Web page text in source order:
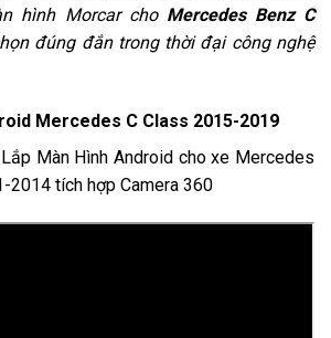
hình Morcar cho Mercedes Benz C
đúng đắn trong thời đại công nghệ
Mercedes C Class 2015-2019
Màn Hình Android cho xe Mercedes
2014 tích hợp Camera 360